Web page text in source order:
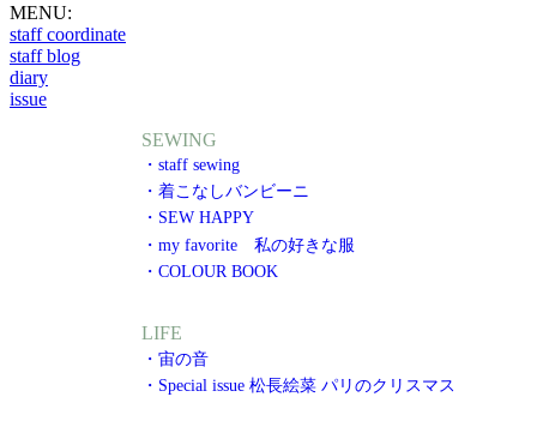
MENU:
staff coordinate
staff blog
diary
issue
SEWING
・staff sewing
・着こなしバンビーニ
・SEW HAPPY
・my favorite 私の好きな服
・COLOUR BOOK
LIFE
・宙の音
・Special issue 松長絵菜 パリのクリスマス